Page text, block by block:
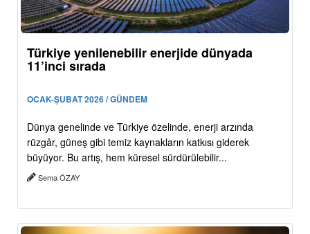
Türkiye yenilenebilir enerjide dünyada
11’inci sırada
OCAK-ŞUBAT 2026 / GÜNDEM
Dünya genelinde ve Türkiye özelinde, enerji arzında
rüzgâr, güneş gibi temiz kaynakların katkısı giderek
büyüyor. Bu artış, hem küresel sürdürülebilir...
Sema ÖZAY